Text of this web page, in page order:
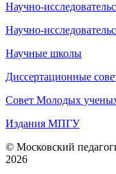
Научно-
Научно-
Научные школы
Диссертационные
Совет Молодых
Издания МПГУ
© Московский
2026